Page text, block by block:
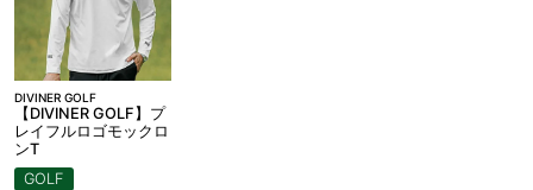
DIVINER GOLF
【DIVINER GOLF】プ
レイフルロゴモックロ
ンT
GOLF